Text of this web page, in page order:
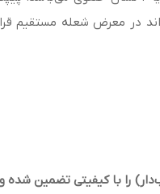
تواند در معرض شعله مستقیم
را با کیفیتی تضمین شده